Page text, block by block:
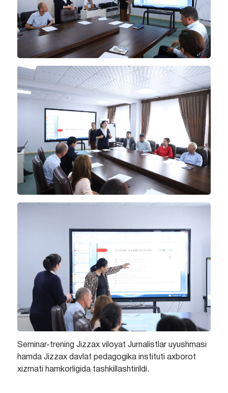
Seminar-trening Jizzax viloyat Jurnalistlar uyushmasi
hamda Jizzax davlat pedagogika instituti axborot
xizmati hamkorligida tashkillashtirildi.